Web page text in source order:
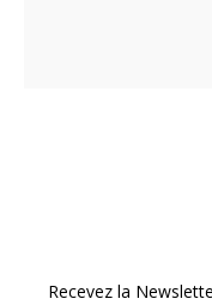
Recevez la